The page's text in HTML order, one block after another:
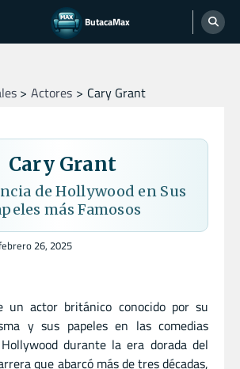
ButacaMax
Actores Cary Grant
Cary Grant
de Hollywood en Sus
más Famosos
26, 2025
un actor británico conocido por su
y sus papeles en las comedias
durante la era dorada del
que abarcó más de tres décadas,